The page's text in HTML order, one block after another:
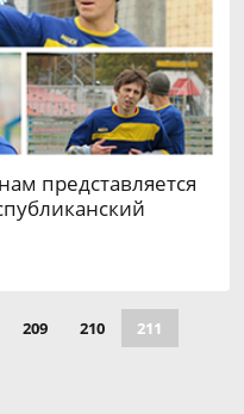
представляется
209 210
211